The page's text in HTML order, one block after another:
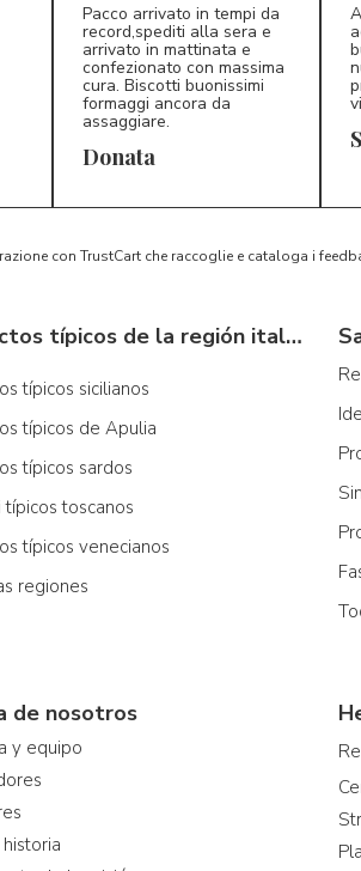
D*
Pacco arrivato in tempi da
record,spediti alla sera e
arrivato in mattinata e
confezionato con massima
cura. Biscotti buonissimi
formaggi ancora da
assaggiare.
Donata S*
con TrustCart che raccoglie e cataloga i
Productos típicos de la región italiana
típicos sicilianos
típicos de Apulia
típicos sardos
toscanos
típicos venecianos
regiones
de nosotros
y equipo